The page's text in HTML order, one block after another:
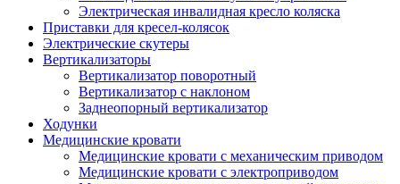
Электрическая инвалидная кресло коляска
Приставки для кресел-колясок
Электрические скутеры
Вертикализаторы
Вертикализатор поворотный
Вертикализатор с наклоном
Заднеопорный вертикализатор
Ходунки
Медицинские кровати
Медицинские кровати с механическим приводом
Медицинские кровати с электроприводом